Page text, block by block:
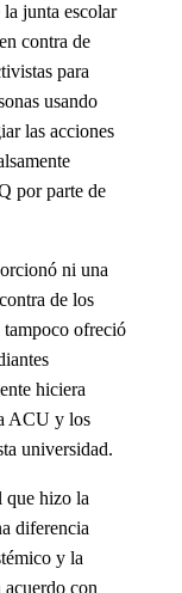
junta escolar
contra de
para
usando
las acciones
por parte de
ni una
de los
ofreció
hiciera
ACU y los
universidad.
que hizo la
diferencia
y la
con